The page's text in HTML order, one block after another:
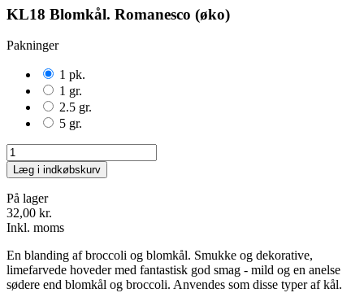
KL18 Blomkål. Romanesco (øko)
Pakninger
1 pk.
1 gr.
2.5 gr.
5 gr.
Læg i indkøbskurv
På lager
32,00 kr.
Inkl. moms
En blanding af broccoli og blomkål. Smukke og dekorative,
limefarvede hoveder med fantastisk god smag - mild og en anelse
sødere end blomkål og broccoli. Anvendes som disse typer af kål.